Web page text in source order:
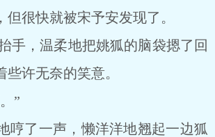
但很快就被宋予安发现了。
，温柔地把姚狐的脑袋摁了回
许无奈的笑意。
”
了一声，懒洋洋地翘起一边狐